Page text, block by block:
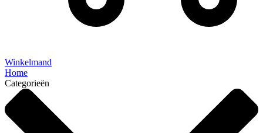
Winkelmand
Home
Categorieën